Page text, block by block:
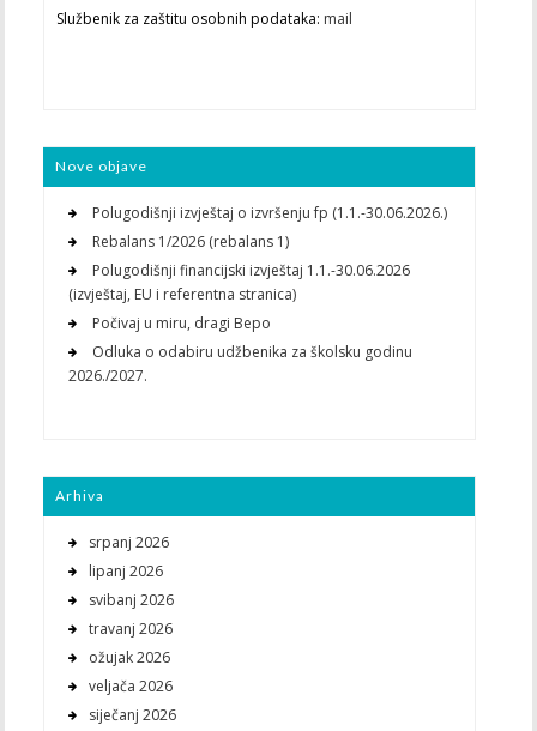
Službenik za zaštitu osobnih podataka: mail
Nove objave
Polugodišnji izvještaj o izvršenju fp (1.1.-30.06.2026.)
Rebalans 1/2026 (rebalans 1)
Polugodišnji financijski izvještaj 1.1.-30.06.2026
(izvještaj, EU i referentna stranica)
Počivaj u miru, dragi Bepo
Odluka o odabiru udžbenika za školsku godinu
2026./2027.
Arhiva
srpanj 2026
lipanj 2026
svibanj 2026
travanj 2026
ožujak 2026
veljača 2026
siječanj 2026